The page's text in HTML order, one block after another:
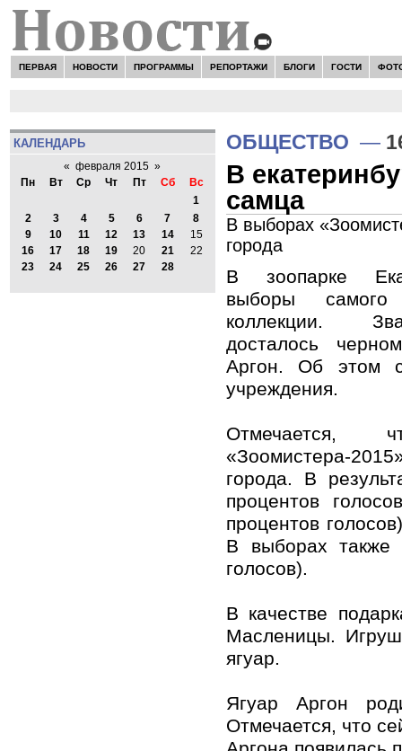
ПЕРВАЯ НОВОСТИ ПРОГРАММЫ РЕПОРТАЖИ БЛОГИ ГОСТИ
КАЛЕНДАРЬ
« февраля 2015 »
Пн
Вт Ср Чт Пт Сб
Вс
1
2
3 4 5 6 7
8
9
10 11 12 13 14
15
16
17 18 19 20 21
22
23
24 25 26 27 28
ОБЩЕСТВО —
В
самца
В выборах
города
В зоопарке
выборы самого
коллекции.
досталось
Аргон. Об этом
учреждения.
«Зоомистера-
города. В
процентов
процентов
В выборах также
голосов).
В качестве
Масленицы.
ягуар.
Ягуар Аргон
Отмечается, что